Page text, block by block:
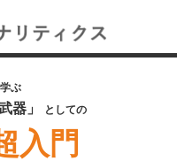
ぶ
器」 としての
入門